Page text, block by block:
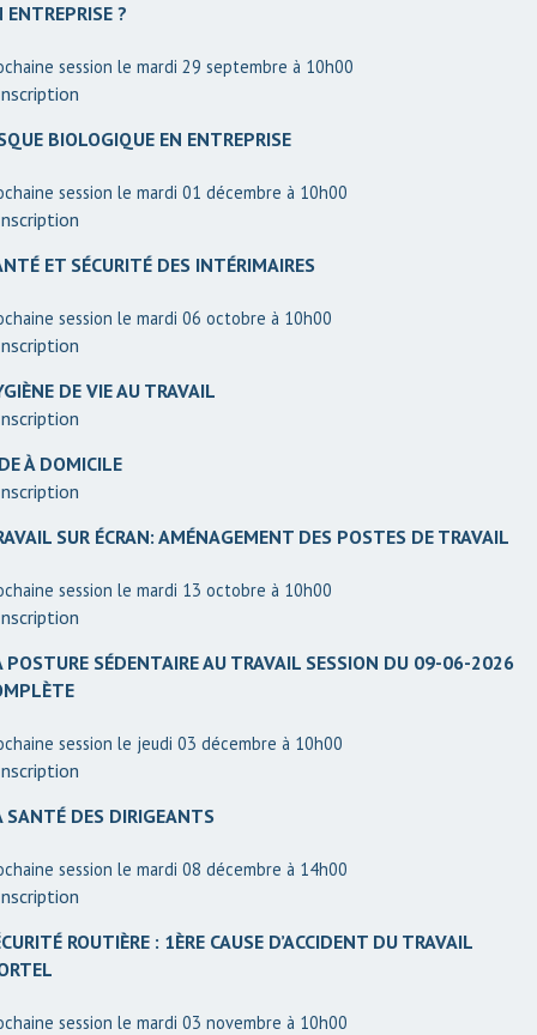
ENTREPRISE ?
session le mardi 29 septembre à 10h00
BIOLOGIQUE EN ENTREPRISE
session le mardi 01 décembre à 10h00
ET SÉCURITÉ DES INTÉRIMAIRES
session le mardi 06 octobre à 10h00
DE VIE AU TRAVAIL
À DOMICILE
SUR ÉCRAN: AMÉNAGEMENT DES POSTES DE TRAVAIL
session le mardi 13 octobre à 10h00
POSTURE SÉDENTAIRE AU TRAVAIL SESSION DU 09-06-2026
session le jeudi 03 décembre à 10h00
SANTÉ DES DIRIGEANTS
session le mardi 08 décembre à 14h00
ROUTIÈRE : 1ÈRE CAUSE D’ACCIDENT DU TRAVAIL
session le mardi 03 novembre à 10h00